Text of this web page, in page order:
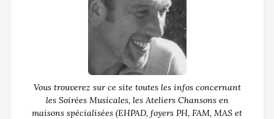
Vous trouverez sur ce site toutes les infos concernant
les Soirées Musicales, les Ateliers Chansons en
maisons spécialisées (EHPAD, foyers PH, FAM, MAS et